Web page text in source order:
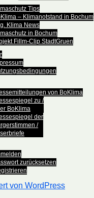
Tips
– Klimanotstand in Bochum
Klima News
in Bochum
Fillm-Clip StadtGruen
von BoKlima
zu /
BoKlima
der
/
zurücksetzen
von WordPress